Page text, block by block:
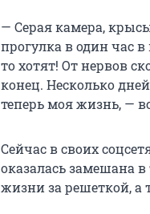
— Серая камера,
прогулка в один час
то хотят! От нервов
конец. Несколько
теперь моя жизнь, —
Сейчас в своих
оказалась замешана
жизни за решеткой, а